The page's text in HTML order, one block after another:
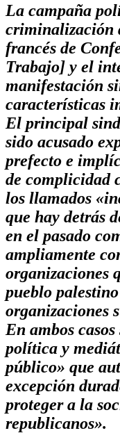
La campaña
criminalización
francés de
Trabajo] y el
manifestación
características
El principal
sido acusado
prefecto e
de complicidad
los llamados
que hay detrás
en el pasado
ampliamente
organizaciones
pueblo
organizaciones
En ambos
política y
público» que
excepción
proteger a la
republicanos».